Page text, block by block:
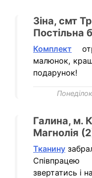
Зіна, смт
Постільна
Комплект
малюнок,
подарунок!
Галина, м.
Магнолія
Тканину
звертатись і